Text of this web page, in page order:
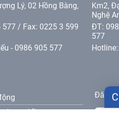
Lý, 02 Hồng Bàng,
/ Fax: 0225 3 599
- 0986 905 577
Km2,
Nghệ
ĐT:
577
dạy nghề
Đăng